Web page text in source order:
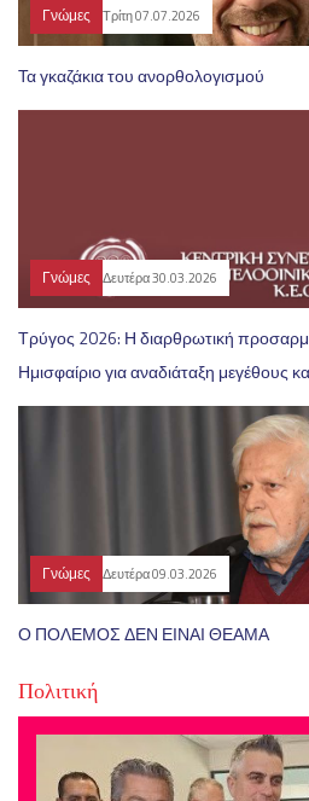
Γνώμες Τρίτη 07.07.2026
Τα γκαζάκια του ανορθολογισμού
Γνώμες Δευτέρα 30.03.2026
Τρύγος 2026: Η διαρθρωτική
Ημισφαίριο για αναδιάταξη
Γνώμες Δευτέρα 09.03.2026
Ο ΠΟΛΕΜΟΣ ΔΕΝ ΕΙΝΑΙ ΘΕΑΜΑ
Πολιτική